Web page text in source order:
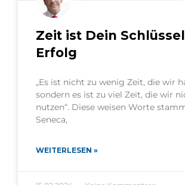
Zeit ist Dein
Erfolg
„Es ist nicht zu wenig Zeit, die wir
sondern es ist zu viel Zeit, die wir
nutzen“. Diese weisen Worte
Seneca,
WEITERLESEN »